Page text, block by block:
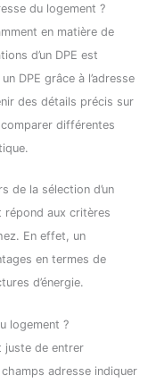
du logement ?
en matière de
d’un DPE est
DPE grâce à l’adresse
des détails précis sur
comparer différentes
de la sélection d’un
répond aux critères
En effet, un
en termes de
d’énergie.
logement ?
juste de entrer
adresse indiquer